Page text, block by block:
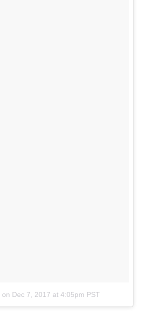
on Dec 7, 2017 at 4:05pm PST